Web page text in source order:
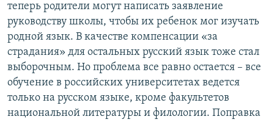
теперь родители могут написать заявление
руководству школы, чтобы их ребенок мог изучать
родной язык. В качестве компенсации «за
страдания» для остальных русский язык тоже стал
выборочным. Но проблема все равно остается – все
обучение в российских университетах ведется
только на русском языке, кроме факультетов
национальной литературы и филологии. Поправка